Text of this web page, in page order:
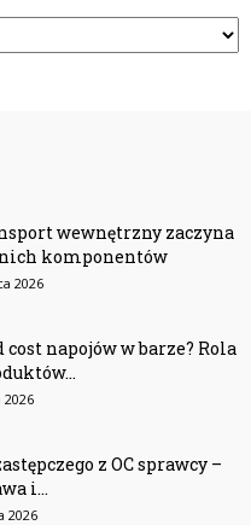
wewnętrzny zaczyna
komponentów
2026
napojów w barze? Rola
z OC sprawcy –
i...
2026